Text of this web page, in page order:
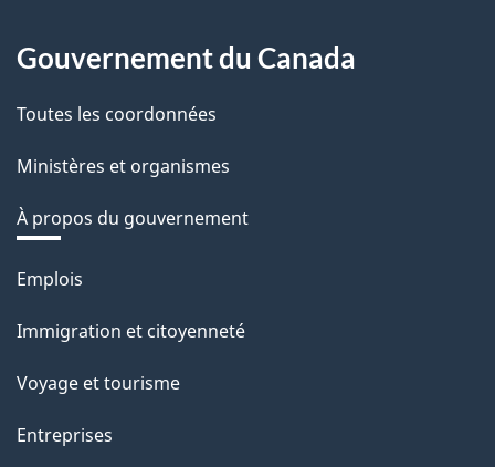
Gouvernement du Canada
Toutes les coordonnées
Ministères et organismes
À propos du gouvernement
Thèmes
sujets
Emplois
Immigration et citoyenneté
Voyage et tourisme
Entreprises